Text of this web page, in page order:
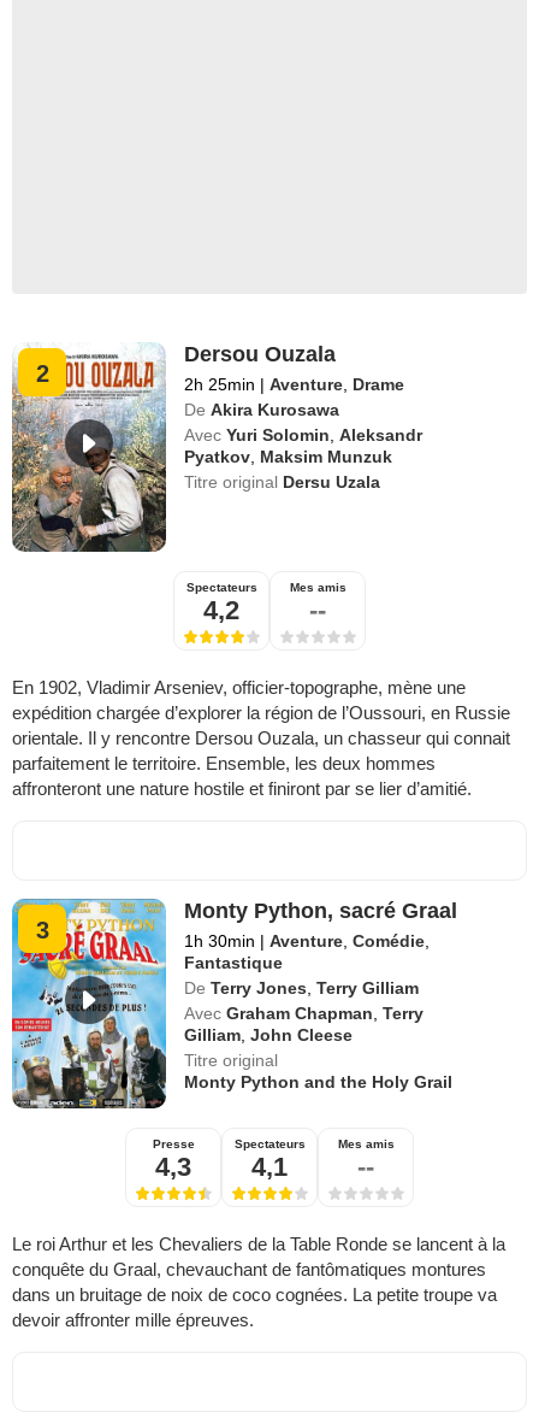
2
Dersou Ouzala
2h 25min | Aventure Drame
De Akira Kurosawa
Avec Yuri Solomin ,Aleksandr
Pyatkov Maksim Munzuk
Titre original Dersu Uzala
Spectateurs
4,2
Mes amis
--
En 1902, Vladimir Arseniev, officier-topographe, mène une
expédition chargée d’explorer la région de l’Oussouri, en Russie
orientale. Il y rencontre Dersou Ouzala, un chasseur qui connait
parfaitement le territoire. Ensemble, les deux hommes
affronteront une nature hostile et finiront par se lier d’amitié.
3
Monty Python, sacré Graal
1h 30min | Aventure ,Comédie
Fantastique
De Terry Jones ,Terry Gilliam
Avec Graham Chapman ,Terry
Gilliam ,John Cleese
Titre original
Monty Python and the Holy Grail
Presse
4,3
Spectateurs
4,1
Mes amis
--
Le roi Arthur et les Chevaliers de la Table Ronde se lancent à la
conquête du Graal, chevauchant de fantômatiques montures
dans un bruitage de noix de coco cognées. La petite troupe va
devoir affronter mille épreuves.